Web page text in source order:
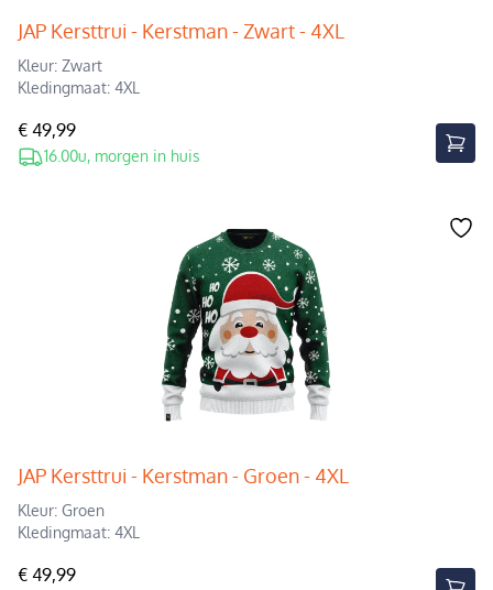
JAP Kersttrui - Kerstman - Zwart - 4XL
Kleur: Zwart
Kledingmaat: 4XL
€ 49,99
16.00u, morgen in huis
JAP Kersttrui - Kerstman - Groen - 4XL
Kleur: Groen
Kledingmaat: 4XL
€ 49,99